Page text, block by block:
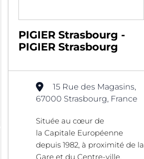
PIGIER Strasbourg -
PIGIER Strasbourg
15 Rue des Magasins,
67000 Strasbourg, France
Située au cœur de
la Capitale Européenne
depuis 1982, à proximité de la
Gare et du Centre-ville,